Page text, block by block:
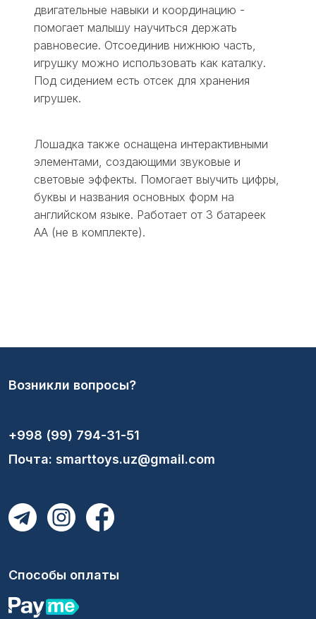
двигательные навыки и координацию -
помогает малышу научиться держать
равновесие. Отсоединив нижнюю часть,
игрушку можно использовать как каталку.
Под сидением есть отсек для хранения
игрушек.
Лошадка также оснащена интерактивными
элементами, создающими звуковые и
световые эффекты. Помогает выучить цифры,
буквы и названия основных форм на
английском языке. Работает от 3 батареек
АА (не в комплекте).
Возникли вопросы?
+998 (99) 794-31-51
Почта: smarttoys.uz@gmail.com
Способы оплаты